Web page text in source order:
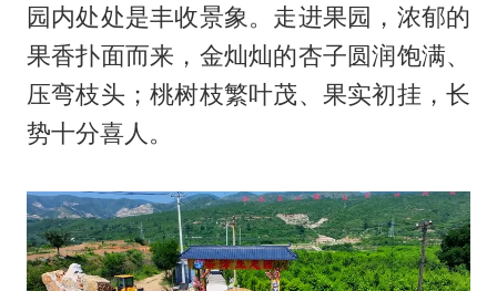
园内处处是丰收景象。走进果园，浓郁的
果香扑面而来，金灿灿的杏子圆润饱满、
压弯枝头；桃树枝繁叶茂、果实初挂，长
势十分喜人。